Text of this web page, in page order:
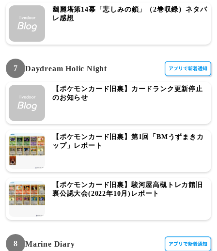
幽麗塔第14幕「悲しみの鎖」（2巻収録）ネタバ
レ感想
7 Daydream Holic Night
【ポケモンカード旧裏】カードランク更新停止
のお知らせ
【ポケモンカード旧裏】第1回「BMうずまきカ
ップ」レポート
【ポケモンカード旧裏】駿河屋高槻トレカ館旧
裏公認大会(2022年10月)レポート
8 Marine Diary